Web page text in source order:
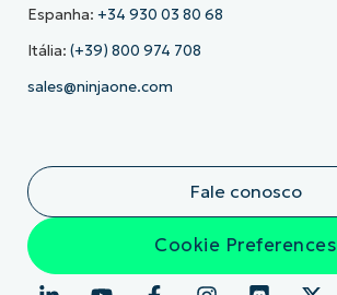
Espanha: +34 930 03 80 68
Itália: (+39) 800 974 708
sales@ninjaone.com
Fale conosco
Cookie Preferences